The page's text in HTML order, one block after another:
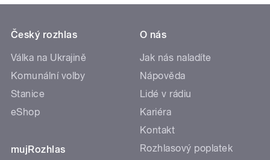
Český rozhlas
Válka na Ukrajině
Komunální volby
Stanice
eShop
mujRozhlas
O nás
Jak nás naladíte
Nápověda
Lidé v rádiu
Kariéra
Kontakt
Rozhlasový poplatek